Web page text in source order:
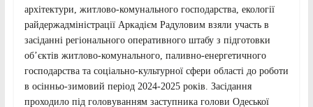
архітектури, житлово-комунального господарства, екології
райдержадміністрації Аркадієм Радуловим взяли участь в
засіданні регіонального оперативного штабу з підготовки
об’єктів житлово-комунального, паливно-енергетичного
господарства та соціально-культурної сфери області до роботи
в осінньо-зимовий період 2024-2025 років. Засідання
проходило під головуванням заступника голови Одеської